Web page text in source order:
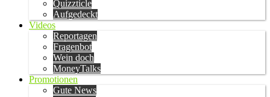
Quizzticle
Aufgedeckt
Videos
Reportagen
Fragenbot
Wein doch
MoneyTalks
Promotionen
Gute News